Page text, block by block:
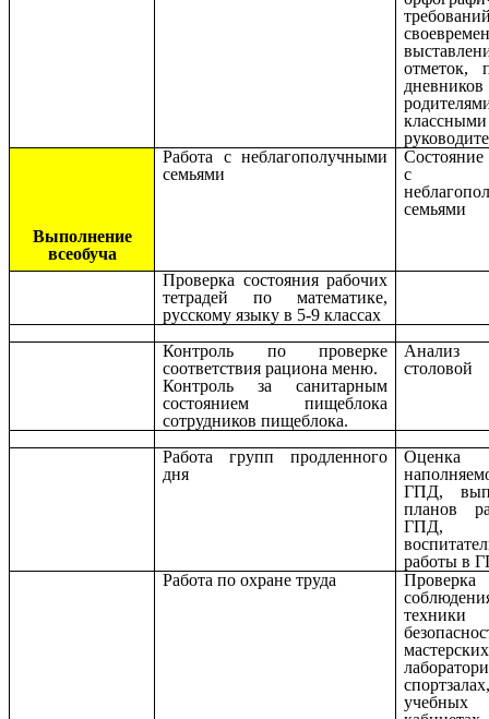
отметок,
дневников
классными
Выполнение
всеобуча
Работа с неблагополучными
семьями
с
семьями
Проверка состояния рабочих
тетрадей по математике,
русскому языку в 5-9 классах
Контроль по проверке
соответствия рациона меню.
Контроль за санитарным
состоянием пищеблока
сотрудников пищеблока.
Анализ
столовой
Работа групп продленного
дня
Оценка
ГПД,
планов
ГПД,
работы в
Работа по охране труда
Проверка
техники
учебных